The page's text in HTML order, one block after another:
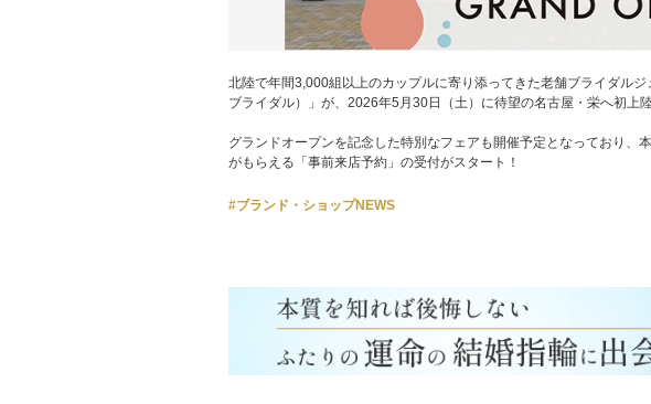
北陸で年間3,000組以上のカップルに寄り添ってきた老舗ブライダル
ブライダル）」が、2026年5月30日（土）に待望の名古屋・栄へ初上陸
グランドオープンを記念した特別なフェアも開催予定となっており、
がもらえる「事前来店予約」の受付がスタート！
#ブランド・ショップNEWS